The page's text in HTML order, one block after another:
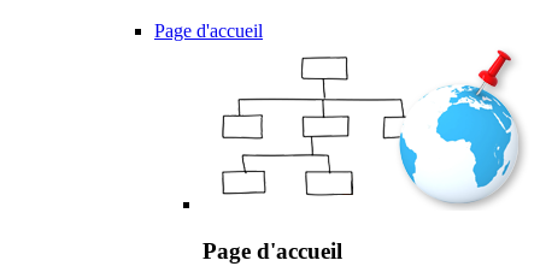
Page d'accueil
Page d'accueil